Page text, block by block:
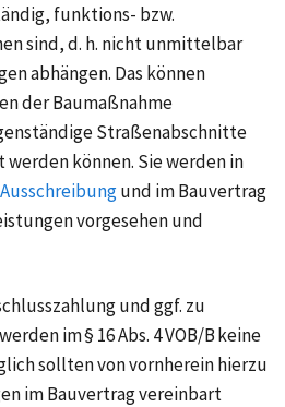
funktions- bzw.
sind, d. h. nicht unmittelbar
abhängen. Das können
der Baumaßnahme
Straßenabschnitte
können. Sie werden in
Ausschreibungund im Bauvertrag
vorgesehen und
und ggf. zu
im § 16 Abs. 4 VOB/B keine
sollten von vornherein hierzu
im Bauvertrag vereinbart